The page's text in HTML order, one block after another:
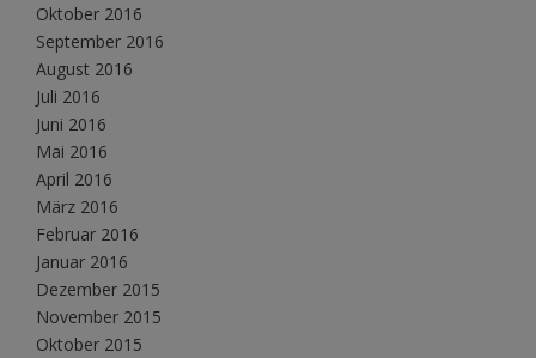
Oktober 2016
September 2016
August 2016
Juli 2016
Juni 2016
Mai 2016
April 2016
März 2016
Februar 2016
Januar 2016
Dezember 2015
November 2015
Oktober 2015